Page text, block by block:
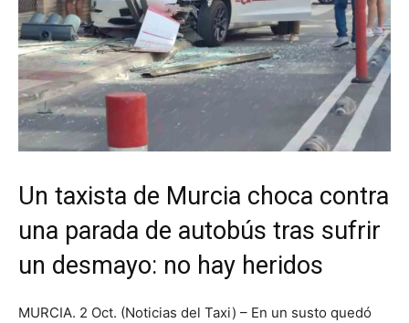
Un taxista de Murcia choca contra
una parada de autobús tras sufrir
un desmayo: no hay heridos
MURCIA. 2 Oct. (Noticias del Taxi) – En un susto quedó